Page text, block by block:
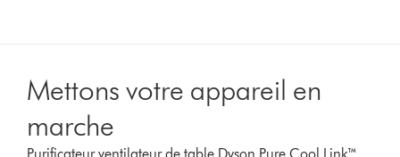
Mettons votre appareil en
marche
Purificateur ventilateur de table Dyson Pure Cool Link™